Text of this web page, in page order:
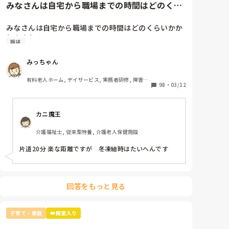
同時に、一度経験してしまえば、家庭を持ったとしても
があるので)共働きの形を取れば普通に生活はできる
点、一度やって向いてないと思えば、他業種に転職後も
出戻りが容易な業種である点を伝えます。
出てくるようなら、それなりに介護士や自身のキャリア
について関心を持って調べられていると判断できますの
で、本人の意思を尊重すべきかと考えます。
以上が第三者の介護士としてのアドバイスですが、もし
直一番最初におすすめする業種ではないです。
理由は、高卒新卒ならより収入が安定した業種を選べる
チャンスがある点、30代以降も他業種から介護士への
キャリアチェンジが容易なのに対し逆のキャリアチェン
ジは難しい点が挙げられます。
あとよく言われる、体を酷使して低賃金、のイメージは
まさしくその通りではあるので、単純にその方のことが
っているのだから、いきなり介護だけに絞らず色々な業
私自身大卒で、周囲が大手企業の総合職になる中で介護
士になり、親は反対こそしませんでしたがやはり将来が
みなさんは自宅から職場までの時間はどのくら
みなさんは自宅から職場までの時間はどのくらいかか
りますか？
職場
みっちゃん
有料老人ホーム, デイサービス, 実務者研修, 障害者
98 ・ 03/12
カニ魔王
介護福祉士, 従来型特養, 介護老人保健施設
片道20分 楽な距離ですが　冬凍結時はたいへんです
回答をもっと見る
子育て・家庭 👑殿堂入り